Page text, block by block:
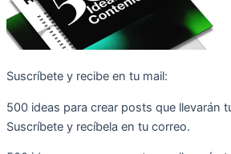
Suscríbete y recibe en tu mail:
500 ideas para crear posts que llevarán
Suscríbete y recíbela en tu correo.